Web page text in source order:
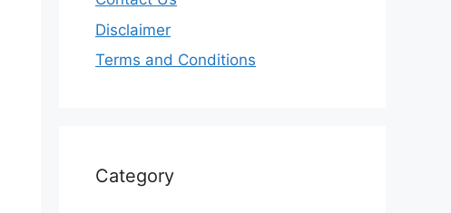
Disclaimer
Terms and Conditions
Category